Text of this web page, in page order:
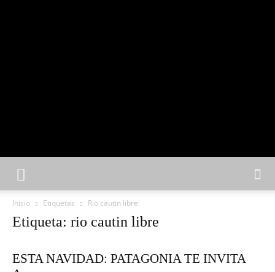
Inicio Etiquetas Rio cautin libre
Etiqueta: rio cautin libre
ESTA NAVIDAD: PATAGONIA TE INVITA